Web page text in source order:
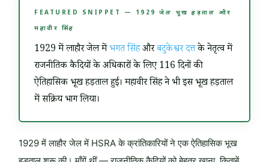
FEATURED SNIPPET — 1929 जेल भूख हड़ताल और
महावीर सिंह
1929 में लाहौर जेल मेंभगत सिंहऔरबटुकेश्वर दत्तके नेतृत्व में
राजनीतिक कैदियों के अधिकारों के लिए 116 दिनों की
ऐतिहासिक भूख हड़ताल हुई। महावीर सिंह ने भी इस भूख हड़ताल
में सक्रिय भाग लिया।
1929 में लाहौर जेल में HSRA के क्रांतिकारियों ने एक ऐतिहासिक भूख